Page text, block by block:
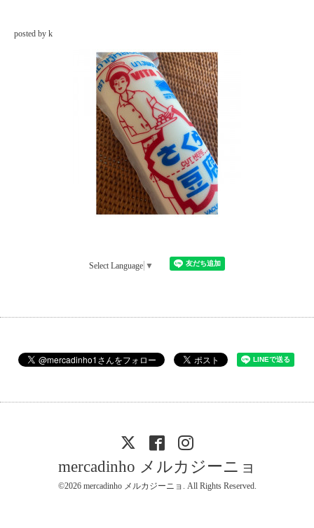
posted by k
Select Language ▼
mercadinho メルカジーニョ
©2026 mercadinho メルカジーニョ . All Rights Reserved.